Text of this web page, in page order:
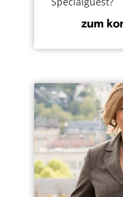
zum